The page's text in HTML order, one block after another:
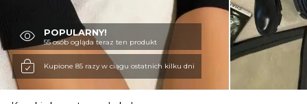
KURTKI I PŁASZCZE
SPÓDNICE
POPULARNY!
55 osób ogląda teraz ten produkt
Kupione 85 razy w ciągu ostatnich kilku dni